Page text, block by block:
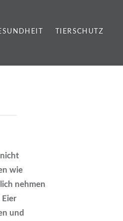
TIERSCHUTZ
wie
nehmen
und